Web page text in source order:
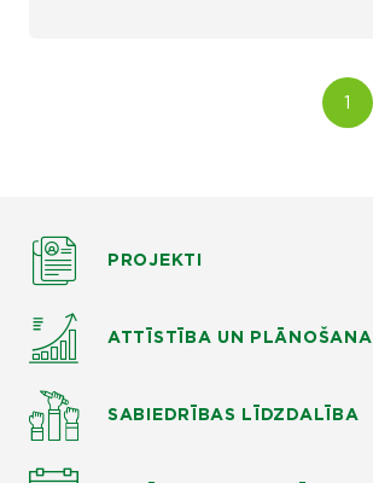
PROJEKTI
ATTĪSTĪBA UN PLĀNOŠANA
SABIEDRĪBAS LĪDZDALĪBA